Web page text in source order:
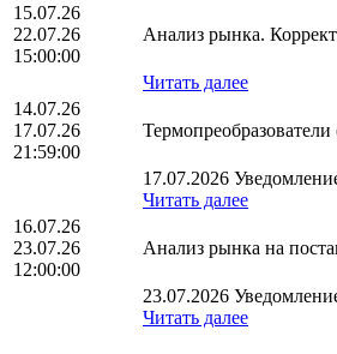
15.07.26
22.07.26
15:00:00
Анализ рынка.
Читать далее
14.07.26
17.07.26
21:59:00
17.07.2026
Читать далее
16.07.26
23.07.26
12:00:00
Анализ рынка на
23.07.2026
Читать далее